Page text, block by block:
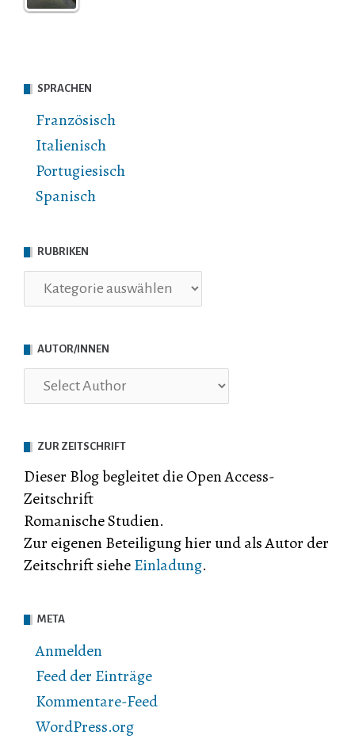
SPRACHEN
Französisch
Italienisch
Portugiesisch
Spanisch
RUBRIKEN
Rubriken
AUTOR/INNEN
ZUR ZEITSCHRIFT
Dieser Blog begleitet die Open Access-
Zeitschrift
Romanische Studien.
Zur eigenen Beteiligung hier und als Autor der
Zeitschrift sieheEinladung.
META
Anmelden
Feed der Einträge
Kommentare-Feed
WordPress.org